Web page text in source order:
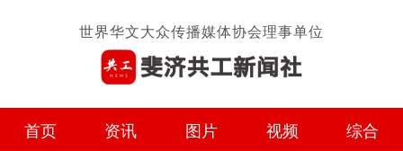
世界华文大众传播媒体协会理事单位
首页 资讯 图片 视频 综合